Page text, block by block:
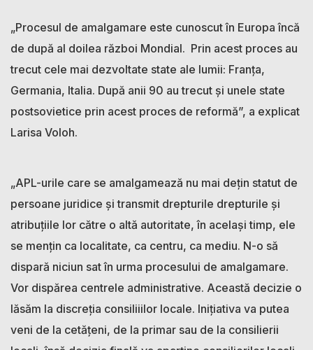
„Procesul de amalgamare este cunoscut în Europa încă
de după al doilea război Mondial. Prin acest proces au
trecut cele mai dezvoltate state ale lumii: Franța,
Germania, Italia. După anii 90 au trecut și unele state
postsovietice prin acest proces de reformă”, a explicat
Larisa Voloh.
„APL-urile care se amalgamează nu mai dețin statut de
persoane juridice și transmit drepturile drepturile și
atribuțiile lor către o altă autoritate, în același timp, ele
se mențin ca localitate, ca centru, ca mediu. N-o să
dispară niciun sat în urma procesului de amalgamare.
Vor dispărea centrele administrative. Această decizie o
lăsăm la discreția consiliiilor locale. Inițiativa va putea
veni de la cetățeni, de la primar sau de la consilierii